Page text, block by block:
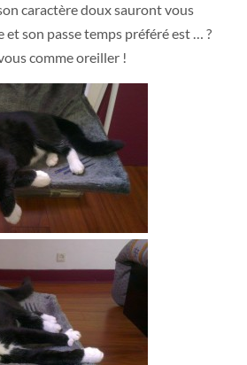
caractère doux sauront vous
et son passe temps préféré est … ?
comme oreiller !